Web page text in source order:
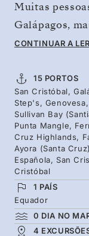
Muitas
Galápagos,
realmente ver
é incrível,
águas
encantos
fauna e flora,
quais se pode
sentem
esqueçamos
árvores
CONTINUAR A LER
15 PORTOS
San Cristóbal,
Step's,
Sullivan Bay
Punta Mangle,
Cruz Highlands,
Ayora (Santa
Española, San
Cristóbal
1 PAÍS
Equador
0 DIA NO
4